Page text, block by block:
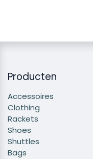
Producten
Accessoires
Clothing
Rackets
Shoes
Shuttles
Bags